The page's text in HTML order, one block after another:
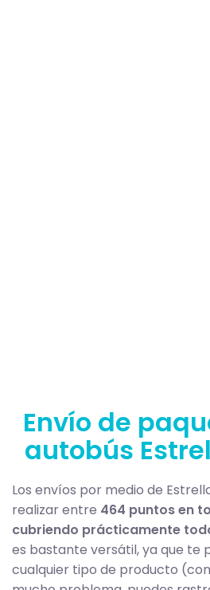
Envío de
autobús
Los envíos por medio de
realizar entre 464 puntos en
cubriendo prácticamente
es bastante versátil, ya que te
cualquier tipo de producto